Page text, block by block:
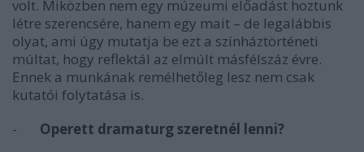
volt. Miközben nem egy múzeumi előadást hoztunk
létre szerencsére, hanem egy mait – de legalábbis
olyat, ami úgy mutatja be ezt a színháztörténeti
múltat, hogy reflektál az elmúlt másfélszáz évre.
Ennek a munkának remélhetőleg lesz nem csak
kutatói folytatása is.
- Operett dramaturg szeretnél lenni?